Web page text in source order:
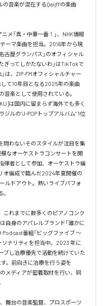
の音楽が混在するQaijffの楽曲
メ「真・中華一番！」、NHK情報
ーマ楽曲を担当。2016年から現
古屋グランパス」のオフィシャル
ぎってしかたないわ」はTikTokで
は、ZIP-FMオフィシャルチャー
して10年目となる2025年の楽曲
音楽として使用されている。
は国内に留まらず海外でも多く
ルの”J-POPトップアルバム” 1位
問わないそのスタイルが注目を集
なオーケストラコンサートを開
揮者として参加、オーケストラ編
オ編成で臨んだ2024年夏開催の
ルドアウト。熱いライブパフォ
これまでに数多くのピアノコンク
自身のアパレルブランド「誰かに
Podcast番組「ビッグファイブ 〜
ソナリティを担当中。2023 年に
ブし治療優先で活動を続けていた
。前向きに治療を行う姿を
メディアが密着取材を行い、同
舞台の音楽監督、プロスポーツ